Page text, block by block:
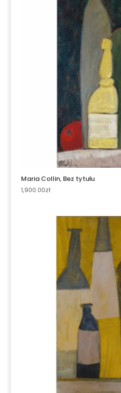
Maria Collin, Bez tytułu
1,900.00zł